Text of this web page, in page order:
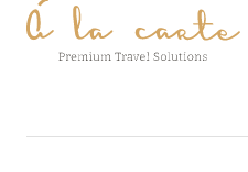
КОНЦЕПЦИЯ «ВСЁ
ЭКСКЛЮЗИВНО»